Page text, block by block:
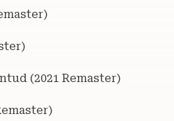
(2021 Remaster)